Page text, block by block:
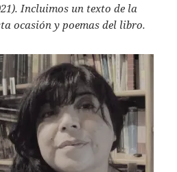
Incluimos un texto de la
ocasión y poemas del libro.